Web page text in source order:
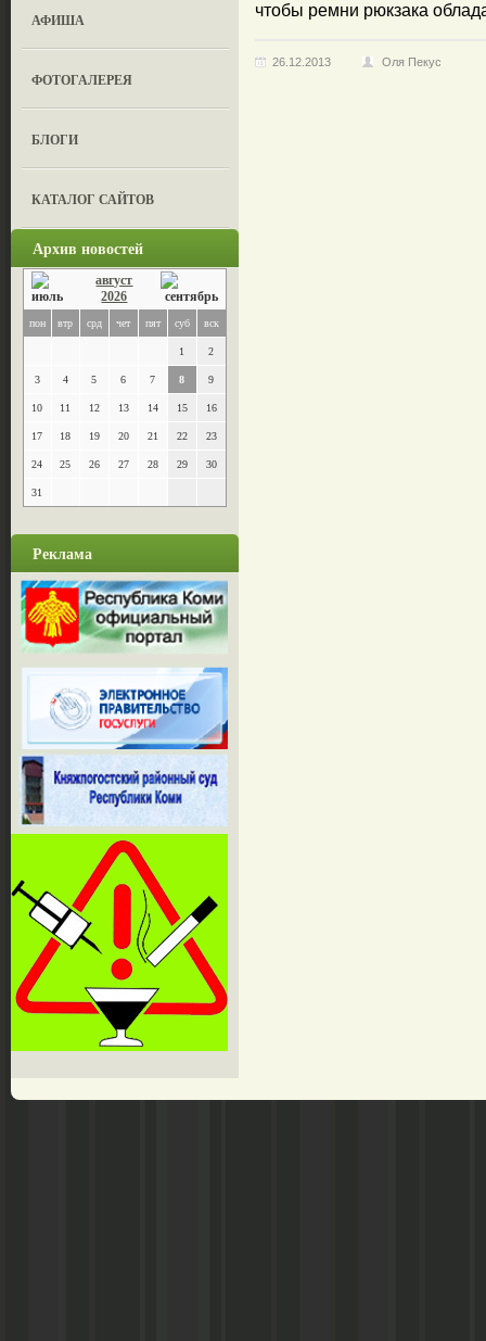
АФИША
ФОТОГАЛЕРЕЯ
БЛОГИ
КАТАЛОГ САЙТОВ
Архив новостей
август
2026
пон втр срд чет пят суб вск
1 2
3 4 5 6 7 8 9
10 11 12 13 14 15 16
17 18 19 20 21 22 23
24 25 26 27 28 29 30
31
Реклама
чтобы ремни рюкзака
26.12.2013 Оля Пекус